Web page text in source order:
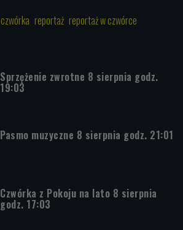
czwórka reportaż reportaż w czwórce
Sprzężenie zwrotne 8 sierpnia godz.
19:03
Pasmo muzyczne 8 sierpnia godz. 21:01
Czwórka z Pokoju na lato 8 sierpnia
godz. 17:03